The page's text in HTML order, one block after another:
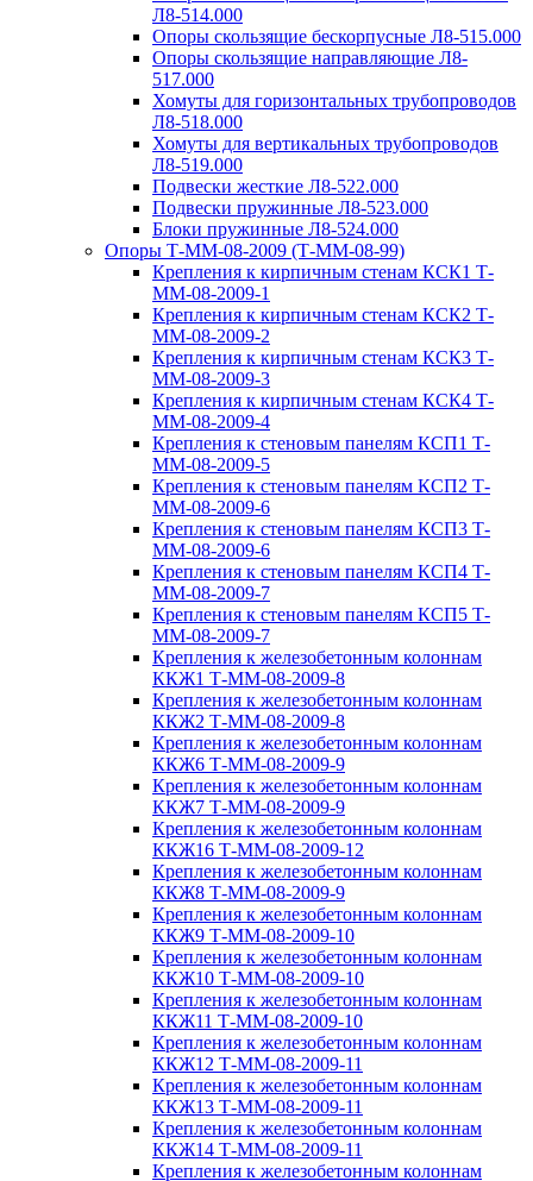
Л8-514.000
Опоры скользящие бескорпусные Л8-515.000
Опоры скользящие направляющие Л8-
517.000
Хомуты для горизонтальных трубопроводов
Л8-518.000
Хомуты для вертикальных трубопроводов
Л8-519.000
Подвески жесткие Л8-522.000
Подвески пружинные Л8-523.000
Блоки пружинные Л8-524.000
Опоры Т-ММ-08-2009 (Т-ММ-08-99)
Крепления к кирпичным стенам КСК1 Т-
ММ-08-2009-1
Крепления к кирпичным стенам КСК2 Т-
ММ-08-2009-2
Крепления к кирпичным стенам КСК3 Т-
ММ-08-2009-3
Крепления к кирпичным стенам КСК4 Т-
ММ-08-2009-4
Крепления к стеновым панелям КСП1 Т-
ММ-08-2009-5
Крепления к стеновым панелям КСП2 Т-
ММ-08-2009-6
Крепления к стеновым панелям КСП3 Т-
ММ-08-2009-6
Крепления к стеновым панелям КСП4 Т-
ММ-08-2009-7
Крепления к стеновым панелям КСП5 Т-
ММ-08-2009-7
Крепления к железобетонным колоннам
ККЖ1 Т-ММ-08-2009-8
Крепления к железобетонным колоннам
ККЖ2 Т-ММ-08-2009-8
Крепления к железобетонным колоннам
ККЖ6 Т-ММ-08-2009-9
Крепления к железобетонным колоннам
ККЖ7 Т-ММ-08-2009-9
Крепления к железобетонным колоннам
ККЖ16 Т-ММ-08-2009-12
Крепления к железобетонным колоннам
ККЖ8 Т-ММ-08-2009-9
Крепления к железобетонным колоннам
ККЖ9 Т-ММ-08-2009-10
Крепления к железобетонным колоннам
ККЖ10 Т-ММ-08-2009-10
Крепления к железобетонным колоннам
ККЖ11 Т-ММ-08-2009-10
Крепления к железобетонным колоннам
ККЖ12 Т-ММ-08-2009-11
Крепления к железобетонным колоннам
ККЖ13 Т-ММ-08-2009-11
Крепления к железобетонным колоннам
ККЖ14 Т-ММ-08-2009-11
Крепления к железобетонным колоннам